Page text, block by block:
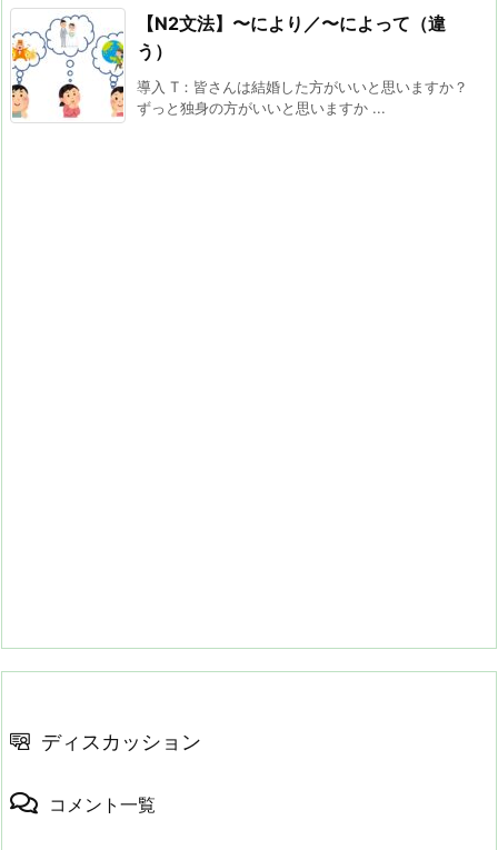
【N2文法】〜により／〜によって（違
う）
導入 T：皆さんは結婚した方がいいと思いますか？
ずっと独身の方がいいと思いますか ...
ディスカッション
コメント一覧